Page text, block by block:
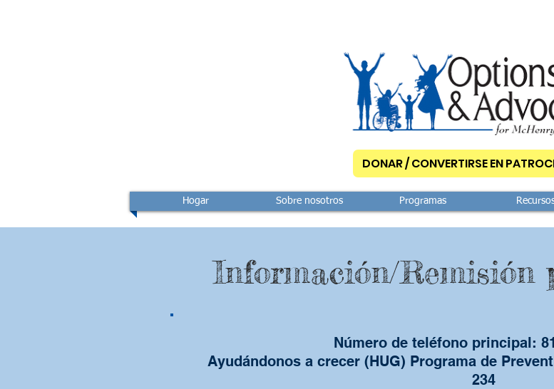
DONAR / CONVERTIRSE EN
Hogar Sobre nosotros Programas
Información/Remisión
Número de teléfono principal:
Ayudándonos a crecer (HUG) Programa de
234